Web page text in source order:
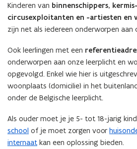
met
ouders
zonder
verblijfplaats
Kinderen van binnenschippers,
circusexploitanten en -artiesten en
zijn net als iedereen onderworpen aan
Ook leerlingen met een
onderworpen aan onze leerplicht en
opgevolgd. Enkel wie hier is
woonplaats (domicilie) in het
onder de Belgische leerplicht.
Als ouder moet je je 5- tot 18-jarig
school of je moet zorgen voor
internaat kan een oplossing bieden.